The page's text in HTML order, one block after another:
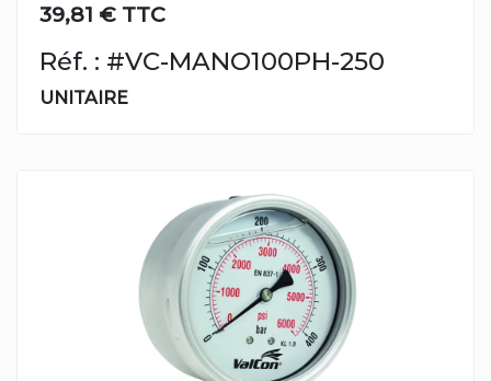
39,81 € TTC
Réf. : #VC-MANO100PH-250
UNITAIRE